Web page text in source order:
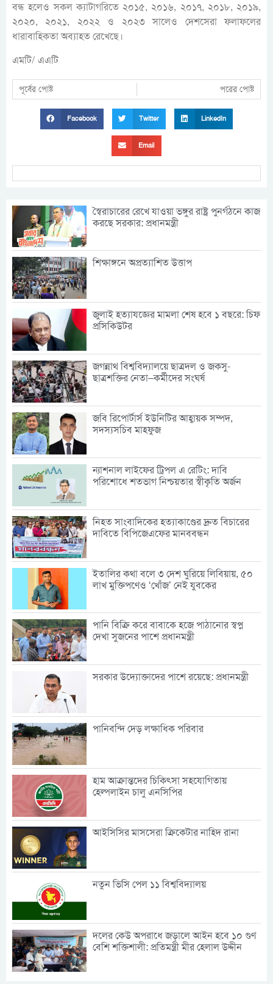
বন্ধ হলেও সকল ক্যাটাগরিতে ২০১৫, ২০১৬, ২০১৭, ২০১৮, ২০১৯,
২০২০, ২০২১, ২০২২ ও ২০২৩ সালেও দেশসেরা ফলাফলের
ধারাবাহিকতা অব্যাহত রেখেছে।
এমটি/ এএটি
পূর্বের পোষ্ট পরের পোষ্ট
Facebook Twitter LinkedIn
Email
স্বৈরাচারের রেখে যাওয়া ভঙ্গুর রাষ্ট্র পুনর্গঠনে কাজ
করছে সরকার: প্রধানমন্ত্রী
শিক্ষাঙ্গনে অপ্রত্যাশিত উত্তাপ
জুলাই হত্যাযজ্ঞের মামলা শেষ হবে ১ বছরে: চিফ
প্রসিকিউটর
জগন্নাথ বিশ্ববিদ্যালয়ে ছাত্রদল ও জকসু-
ছাত্রশক্তির নেতা–কর্মীদের সংঘর্ষ
জবি রিপোর্টার্স ইউনিটির আহ্বায়ক সম্পদ,
সদস্যসচিব মাহফুজ
ন্যাশনাল লাইফের ট্রিপল এ রেটিং: দাবি
পরিশোধে শতভাগ নিশ্চয়তার স্বীকৃতি অর্জন
নিহত সাংবাদিকের হত্যাকাণ্ডের দ্রুত বিচারের
দাবিতে বিপিজেএফের মানববন্ধন
ইতালির কথা বলে ৩ দেশ ঘুরিয়ে লিবিয়ায়, ৫০
লাখ মুক্তিপণেও ‘খোঁজ’ নেই যুবকের
পানি বিক্রি করে বাবাকে হজে পাঠানোর স্বপ্ন
দেখা সুজনের পাশে প্রধানমন্ত্রী
সরকার উদ্যোক্তাদের পাশে রয়েছে: প্রধানমন্ত্রী
পানিবন্দি দেড় লক্ষাধিক পরিবার
হাম আক্রান্তদের চিকিৎসা সহযোগিতায়
হেল্পলাইন চালু এনসিপির
আইসিসির মাসসেরা ক্রিকেটার নাহিদ রানা
নতুন ভিসি পেল ১১ বিশ্ববিদ্যালয়
দলের কেউ অপরাধে জড়ালে আইন হবে ১০ গুণ
বেশি শক্তিশালী: প্রতিমন্ত্রী মীর হেলাল উদ্দীন